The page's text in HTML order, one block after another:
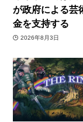
が政府による芸
金を支持する
2026年8月3日